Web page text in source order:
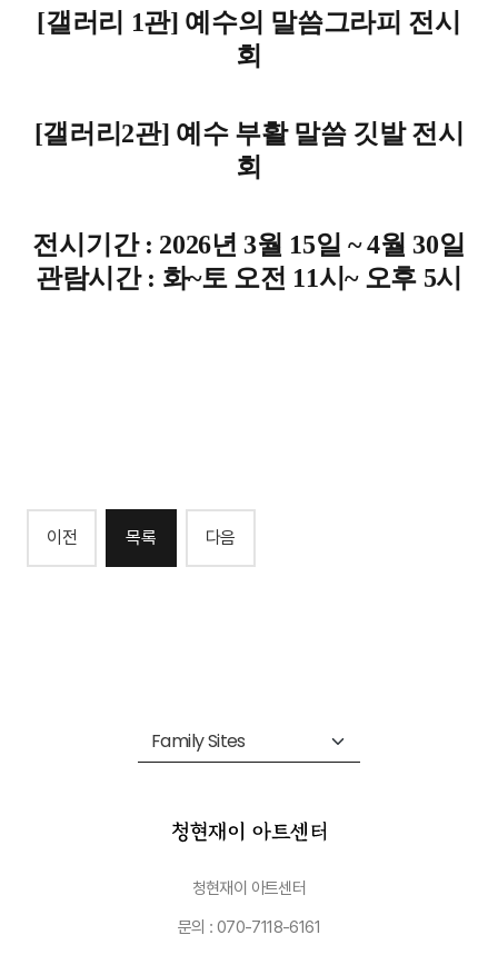
[갤러리 1관] 예수의 말씀그라피 전시
회
[갤러리2관] 예수 부활 말씀 깃발 전시
회
전시기간 : 2026년 3월 15일 ~ 4월 30일
관람시간 : 화~토 오전 11시~ 오후 5시
이전 목록 다음
청현재이 아트센터
문의 : 070-7118-6161